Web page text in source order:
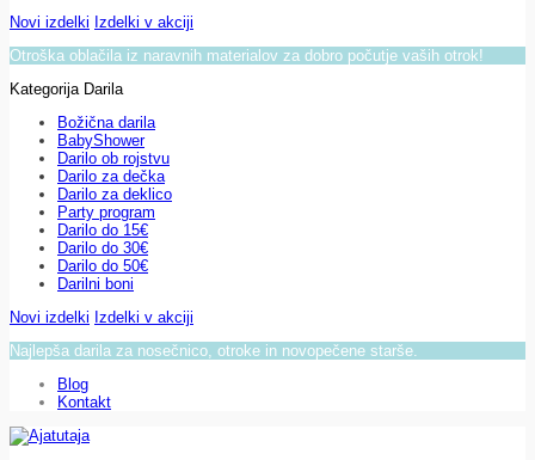
Novi izdelki Izdelki v akciji
Otroška oblačila iz naravnih materialov za dobro počutje vaših otrok!
Kategorija Darila
Božična darila
BabyShower
Darilo ob rojstvu
Darilo za dečka
Darilo za deklico
Party program
Darilo do 15€
Darilo do 30€
Darilo do 50€
Darilni boni
Novi izdelki Izdelki v akciji
Najlepša darila za nosečnico, otroke in novopečene starše.
Blog
Kontakt